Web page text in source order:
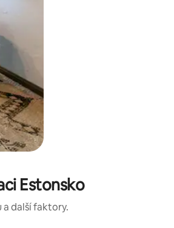
Estonsko
další faktory.